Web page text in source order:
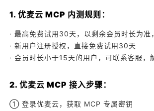
1. 优麦云 MCP 内测规则：
· 最高免费试用30天，以剩余会员时长为准
· 新用户注册授权，直接免费试用30天
· 会员时长小于15天的用户，可联系客服，
2. 优麦云 MCP 接入步骤：
① 登录优麦云，获取 MCP 专属密钥